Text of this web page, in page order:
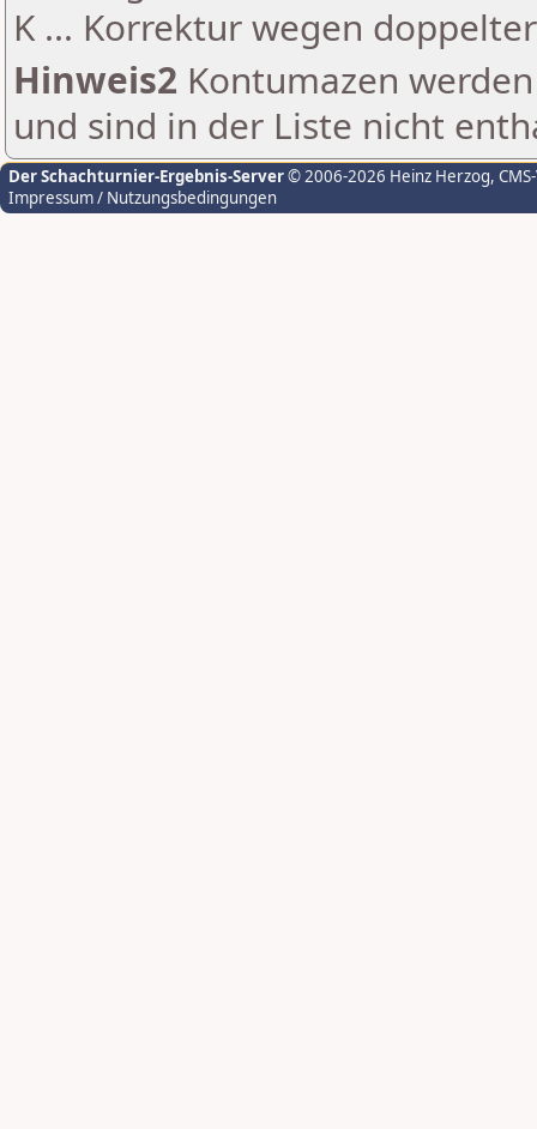
K ... Korrektur wegen
Hinweis2 Kontumazen
und sind in der Liste nicht
Der Schachturnier-Ergebnis-Server© 2006-2026 Heinz Herzog,
Impressum / Nutzungsbedingungen